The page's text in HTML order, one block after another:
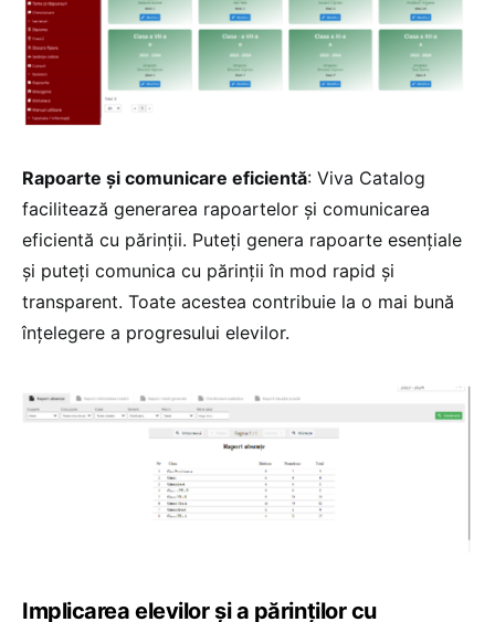
Rapoarte și comunicare eficientă: Viva Catalog
facilitează generarea rapoartelor și comunicarea
eficientă cu părinții. Puteți genera rapoarte esențiale
și puteți comunica cu părinții în mod rapid și
transparent. Toate acestea contribuie la o mai bună
înțelegere a progresului elevilor.
Implicarea elevilor și a părinților cu